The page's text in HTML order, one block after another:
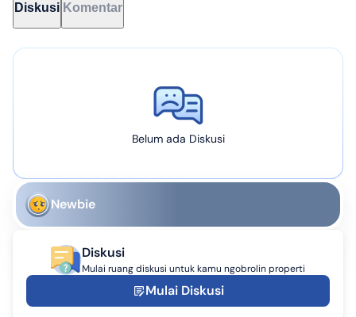
Diskusi Komentar
Belum ada Diskusi
Newbie
Diskusi
Mulai ruang diskusi untuk kamu ngobrolin properti
Mulai Diskusi